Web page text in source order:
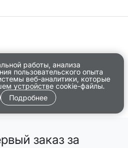
работы, анализа
пользовательского опыта
веб-аналитики, которые
устройстве cookie-файлы.
Подробнее
заказ за